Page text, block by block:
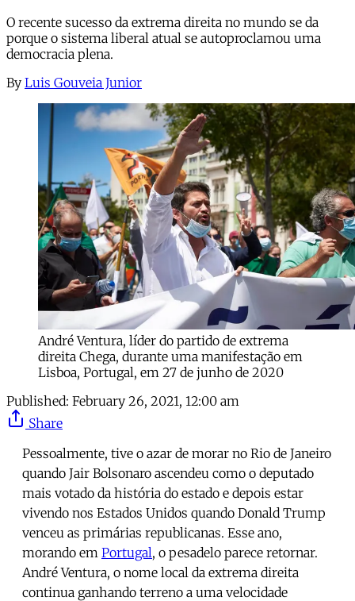
O recente sucesso da extrema direita no mundo se da
porque o sistema liberal atual se autoproclamou uma
democracia plena.
By Luis Gouveia Junior
André Ventura, líder do partido de extrema
direita Chega, durante uma manifestação em
Lisboa, Portugal, em 27 de junho de 2020
Published: February 26, 2021, 12:00 am
Share
Pessoalmente, tive o azar de morar no Rio de Janeiro
quando Jair Bolsonaro ascendeu como o deputado
mais votado da história do estado e depois estar
vivendo nos Estados Unidos quando Donald Trump
venceu as primárias republicanas. Esse ano,
morando em Portugal, o pesadelo parece retornar.
André Ventura, o nome local da extrema direita
continua ganhando terreno a uma velocidade